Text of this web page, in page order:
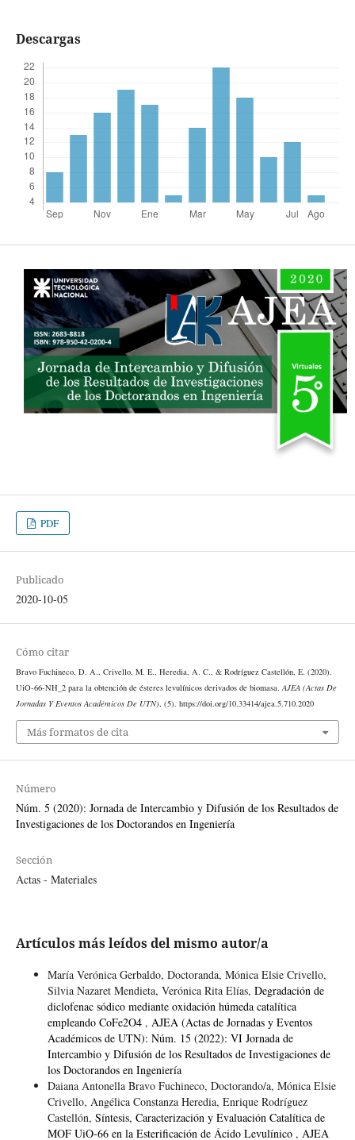
Descargas
PDF
Publicado
2020-10-05
Cómo citar
Bravo Fuchineco, D. A., Crivello, M. E., Heredia, A. C., & Rodríguez Castellón, E. (2020).
UiO-66-NH_2 para la obtención de ésteres levulínicos derivados de biomasa.AJEA (Actas De
Jornadas Y Eventos Académicos De UTN), (5). https://doi.org/10.33414/ajea.5.710.2020
Más formatos de cita
Número
Núm. 5 (2020): Jornada de Intercambio y Difusión de los Resultados de
Investigaciones de los Doctorandos en Ingeniería
Sección
Actas - Materiales
Artículos más leídos del mismo autor/a
María Verónica Gerbaldo, Doctoranda, Mónica Elsie Crivello,
Silvia Nazaret Mendieta, Verónica Rita Elías, Degradación de
diclofenac sódico mediante oxidación húmeda catalítica
empleando CoFe2O4 , AJEA (Actas de Jornadas y Eventos
Académicos de UTN): Núm. 15 (2022): VI Jornada de
Intercambio y Difusión de los Resultados de Investigaciones de
los Doctorandos en Ingeniería
Daiana Antonella Bravo Fuchineco, Doctorando/a, Mónica Elsie
Crivello, Angélica Constanza Heredia, Enrique Rodríguez
Castellón, Síntesis, Caracterización y Evaluación Catalítica de
MOF UiO-66 en la Esterificación de Ácido Levulínico , AJEA